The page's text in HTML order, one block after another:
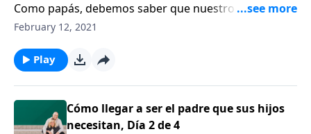
Como papás, debemos saber que nuestro carácter,
que se revela en lo que decimos y lo que hacemos, es
nuestros hijos. Hoy hablaremos sobre ese tema con
Jim Daly.
February 12, 2021
Play
Cómo llegar a ser el padre que sus hijos
necesitan, Día 2 de 4